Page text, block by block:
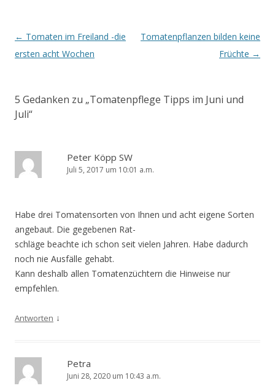
Artikel-Navigation
← Tomaten im Freiland -die
ersten acht Wochen
Tomatenpflanzen bilden keine
Früchte →
5 Gedanken zu „Tomatenpflege Tipps im Juni und
Juli“
Peter Köpp SW
Juli 5, 2017 um 10:01 a.m.
Habe drei Tomatensorten von Ihnen und acht eigene Sorten
angebaut. Die gegebenen Rat-
schläge beachte ich schon seit vielen Jahren. Habe dadurch
noch nie Ausfälle gehabt.
Kann deshalb allen Tomatenzüchtern die Hinweise nur
empfehlen.
Antworten ↓
Petra
Juni 28, 2020 um 10:43 a.m.